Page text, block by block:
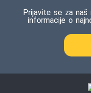
Prijavite se za
informacije o